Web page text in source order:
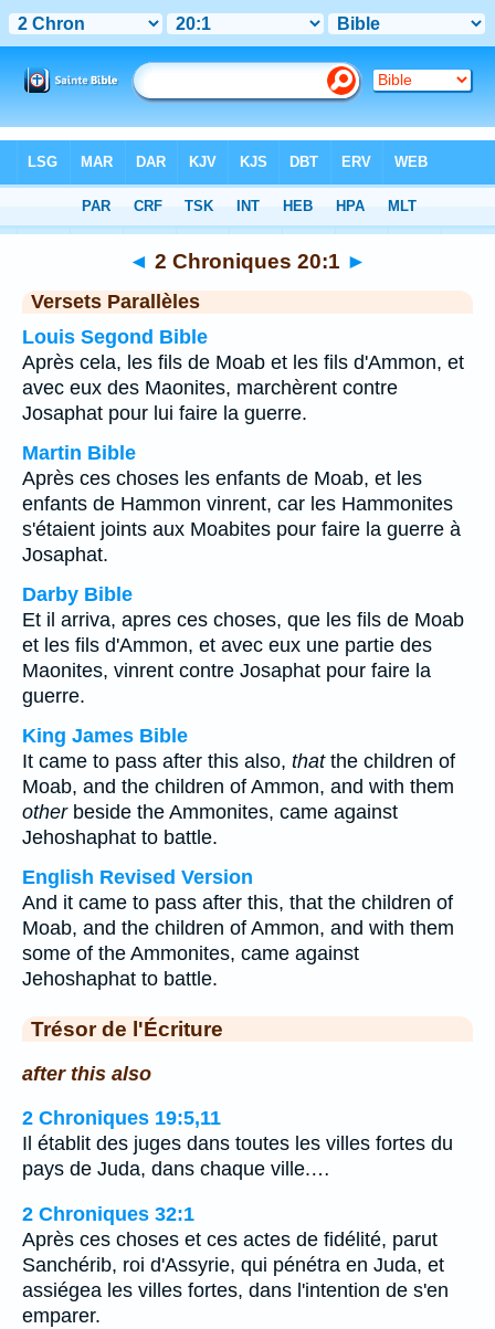
>Chapitre 20 > Verset 1
◄ 2 Chroniques 20:1 ►
Versets Parallèles
Louis Segond Bible
Après cela, les fils de Moab et les fils d'Ammon, et
avec eux des Maonites, marchèrent contre
Josaphat pour lui faire la guerre.
Martin Bible
Après ces choses les enfants de Moab, et les
enfants de Hammon vinrent, car les Hammonites
s'étaient joints aux Moabites pour faire la guerre à
Josaphat.
Darby Bible
Et il arriva, apres ces choses, que les fils de Moab
et les fils d'Ammon, et avec eux une partie des
Maonites, vinrent contre Josaphat pour faire la
guerre.
King James Bible
It came to pass after this also, thatthe children of
Moab, and the children of Ammon, and with them
otherbeside the Ammonites, came against
Jehoshaphat to battle.
English Revised Version
And it came to pass after this, that the children of
Moab, and the children of Ammon, and with them
some of the Ammonites, came against
Jehoshaphat to battle.
Trésor de l'Écriture
after this also
2 Chroniques 19:5,11
Il établit des juges dans toutes les villes fortes du
pays de Juda, dans chaque ville.…
2 Chroniques 32:1
Après ces choses et ces actes de fidélité, parut
Sanchérib, roi d'Assyrie, qui pénétra en Juda, et
assiégea les villes fortes, dans l'intention de s'en
emparer.